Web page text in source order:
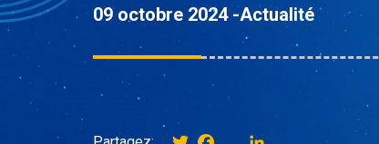
09 octobre 2024 -Actualité
TwitterFacebookinstagram